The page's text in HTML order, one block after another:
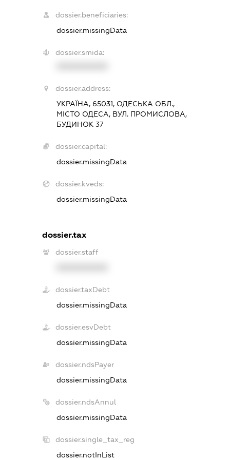
dossier.beneficiaries:
dossier.missingData
dossier.smida:
dossier.address:
УКРАЇНА, 65031, ОДЕСЬКА ОБЛ.,
МІСТО ОДЕСА, ВУЛ. ПРОМИСЛОВА,
БУДИНОК 37
dossier.capital:
dossier.missingData
dossier.kveds:
dossier.missingData
dossier.tax
dossier.staff
dossier.taxDebt
dossier.missingData
dossier.esvDebt
dossier.missingData
dossier.ndsPayer
dossier.missingData
dossier.ndsAnnul
dossier.missingData
dossier.single_tax_reg
dossier.notInList